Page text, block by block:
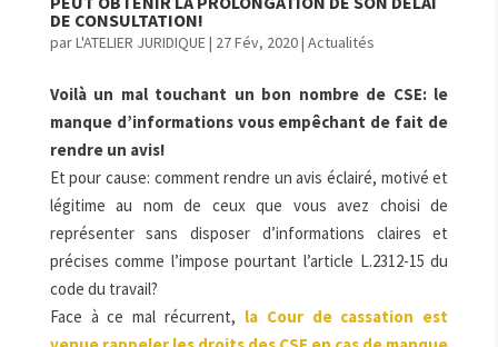
DE CONSULTATION!
parL'ATELIER JURIDIQUE| 27 Fév, 2020| Actualités
Voilà un mal touchant un bon nombre de CSE: le
manque d’informations vous empêchant de fait de
rendre un avis!
Et pour cause: comment rendre un avis éclairé, motivé et
légitime au nom de ceux que vous avez choisi de
représenter sans disposer d’informations claires et
précises comme l’impose pourtant l’article L.2312-15 du
code du travail?
Face à ce mal récurrent, la Cour de cassation est